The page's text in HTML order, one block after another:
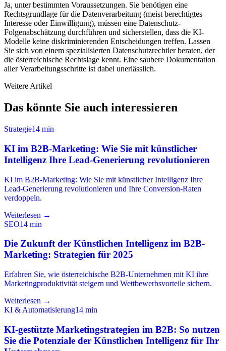
Ja, unter bestimmten Voraussetzungen. Sie benötigen eine
Rechtsgrundlage für die Datenverarbeitung (meist berechtigtes
Interesse oder Einwilligung), müssen eine Datenschutz-
Folgenabschätzung durchführen und sicherstellen, dass die KI-
Modelle keine diskriminierenden Entscheidungen treffen. Lassen
Sie sich von einem spezialisierten Datenschutzrechtler beraten, der
die österreichische Rechtslage kennt. Eine saubere Dokumentation
aller Verarbeitungsschritte ist dabei unerlässlich.
Weitere Artikel
Das könnte Sie auch interessieren
Strategie14 min
KI im B2B-Marketing: Wie Sie mit künstlicher
Intelligenz Ihre Lead-Generierung revolutionieren
KI im B2B-Marketing: Wie Sie mit künstlicher Intelligenz Ihre
Lead-Generierung revolutionieren und Ihre Conversion-Raten
verdoppeln.
Weiterlesen →
SEO14 min
Die Zukunft der Künstlichen Intelligenz im B2B-
Marketing: Strategien für 2025
Erfahren Sie, wie österreichische B2B-Unternehmen mit KI ihre
Marketingproduktivität steigern und Wettbewerbsvorteile sichern.
Weiterlesen →
KI & Automatisierung14 min
KI-gestützte Marketingstrategien im B2B: So nutzen
Sie die Potenziale der Künstlichen Intelligenz für Ihr